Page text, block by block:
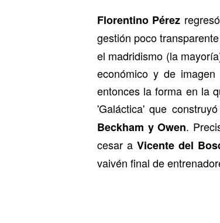
Florentino Pérez
gestión poco
el madridismo (la
económico y de
entonces la forma en la
'Galáctica' que
Beckham y Owen.
cesar a Vicente del
vaivén final de